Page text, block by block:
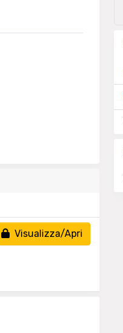
Visualizza/Apri